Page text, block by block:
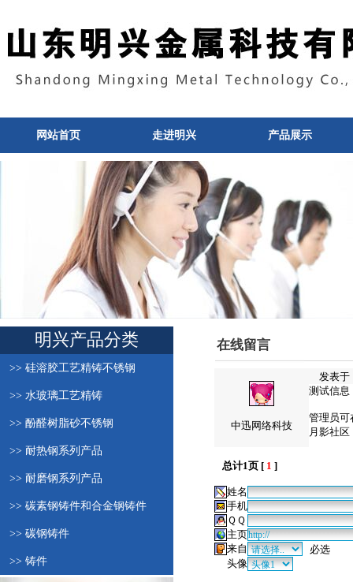
网站首页 走进明兴 产品展示
明兴产品分类
>> 硅溶胶工艺精铸不锈钢
>> 水玻璃工艺精铸
>> 酚醛树脂砂不锈钢
>> 耐热钢系列产品
>> 耐磨钢系列产品
>> 碳素钢铸件和合金钢铸件
>> 碳钢铸件
>> 铸件
在线留言
中迅网络科技
发表于
测试信息
管理员可
月影社区
总计1页 [ 1 ]
姓名
手机
ＱＱ
主页
来自
必选
头像